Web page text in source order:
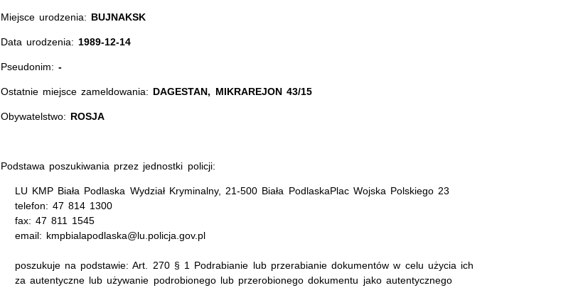
Miejsce urodzenia: BUJNAKSK
Data urodzenia: 1989-12-14
Pseudonim: -
Ostatnie miejsce zameldowania: DAGESTAN, MIKRAREJON 43/15
Obywatelstwo: ROSJA
Podstawa poszukiwania przez jednostki policji:
LU KMP Biała Podlaska Wydział Kryminalny, 21-500 Biała PodlaskaPlac Wojska Polskiego 23
telefon: 47 814 1300
fax: 47 811 1545
email: kmpbialapodlaska@lu.policja.gov.pl
poszukuje na podstawie: Art. 270 § 1 Podrabianie lub przerabianie dokumentów w celu użycia ich
za autentyczne lub używanie podrobionego lub przerobionego dokumentu jako autentycznego